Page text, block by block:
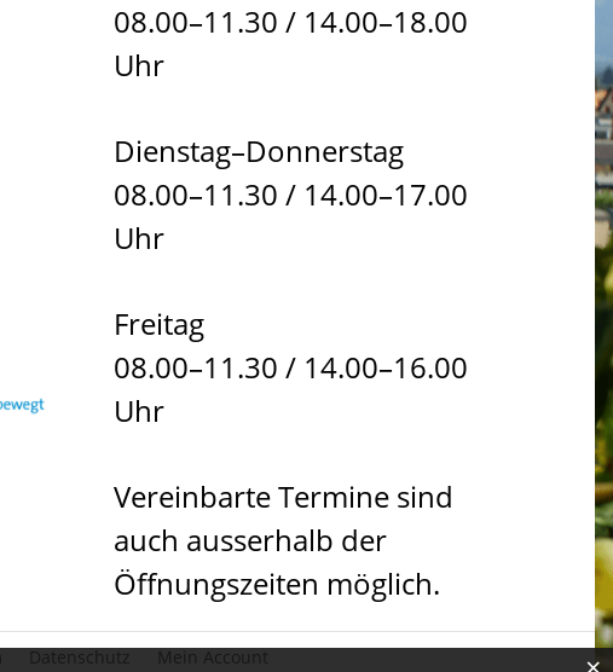
08.00–11.30 / 14.00–18.00
Uhr
Dienstag–Donnerstag
08.00–11.30 / 14.00–17.00
Uhr
Freitag
08.00–11.30 / 14.00–16.00
Uhr
Vereinbarte Termine sind
auch ausserhalb der
Öffnungszeiten möglich.
Datenschutz Mein Account